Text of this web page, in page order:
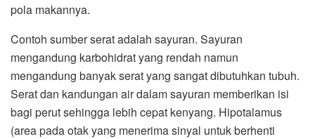
pola makannya.
Contoh sumber serat adalah sayuran. Sayuran
mengandung karbohidrat yang rendah namun
mengandung banyak serat yang sangat dibutuhkan tubuh.
Serat dan kandungan air dalam sayuran memberikan isi
bagi perut sehingga lebih cepat kenyang. Hipotalamus
(area pada otak yang menerima sinyal untuk berhenti